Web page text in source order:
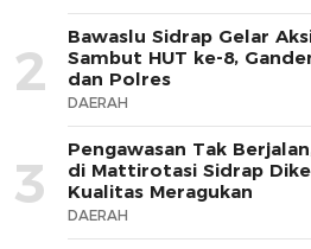
2
Bawaslu Sidrap Gelar
Sambut HUT ke-8,
dan Polres
DAERAH
3
Pengawasan Tak
di Mattirotasi Sidrap
Kualitas Meragukan
DAERAH